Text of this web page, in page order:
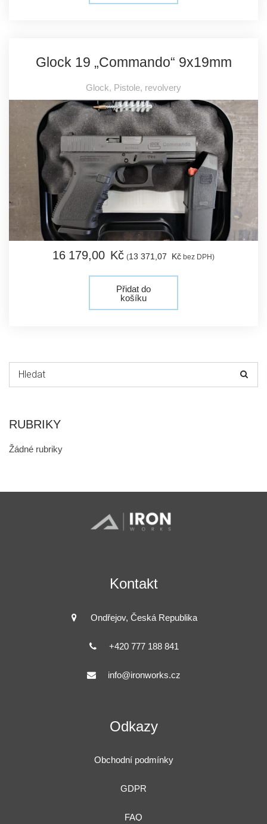
Glock 19 „Commando“ 9x19mm
Glock, Pistole, revolvery
16 179,00 Kč (13 371,07 Kčbez DPH)
Přidat do
košíku
Hledat:
RUBRIKY
Žádné rubriky
Kontakt
Ondřejov, Česká Republika
+420 777 188 841
info@ironworks.cz
Odkazy
Obchodní podmínky
GDPR
FAQ